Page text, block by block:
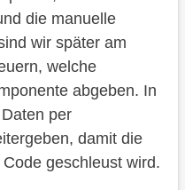
die manuelle
wir später am
welche
abgeben. In
per
damit die
geschleust wird.